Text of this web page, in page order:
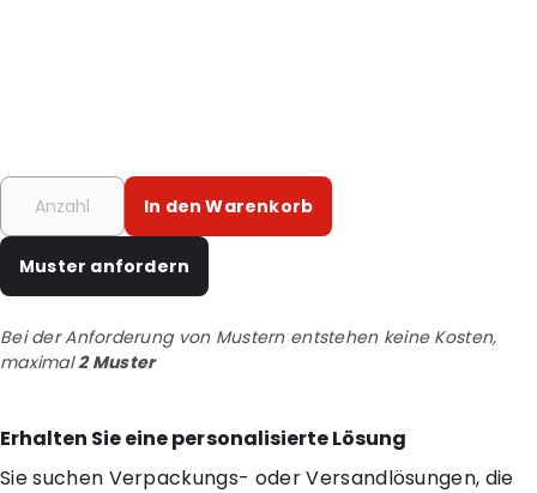
In den Warenkorb
Muster anfordern
Bei der Anforderung von Mustern entstehen keine Kosten,
maximal2 Muster
Erhalten Sie eine personalisierte Lösung
Sie suchen Verpackungs- oder Versandlösungen, die